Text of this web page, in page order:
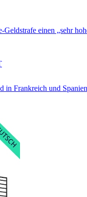
einen „sehr
in Frankreich und